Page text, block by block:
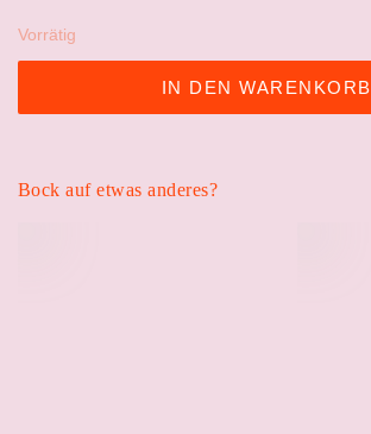
Vorrätig
IN DEN WARENKORB
Bock auf etwas anderes?